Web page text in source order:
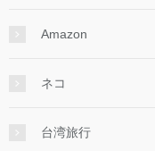
Amazon
ネコ
台湾旅行